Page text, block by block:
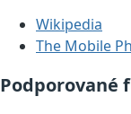
Wikipedia
The Mobile
Podporované